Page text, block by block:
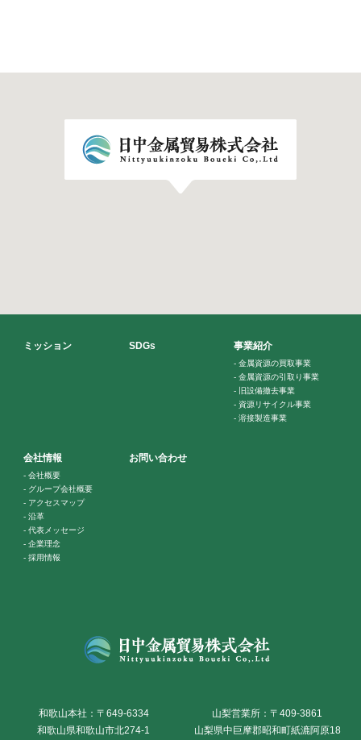
ミッション SDGs 事業紹介
-金属資源の買取事業
-金属資源の引取り事業
-
旧設備撤去事業
- 資源リサイクル事業
-溶接製造事業
会社情報
- 会社概要
- グループ会社概要
- アクセスマップ
- 沿革
- 代表メッセージ
- 企業理念
- 採用情報
お問い合わせ
和歌山本社：〒649-6334
和歌山県和歌山市北274-1
山梨営業所：〒409-3861
山梨県中巨摩郡昭和町紙漉阿原18